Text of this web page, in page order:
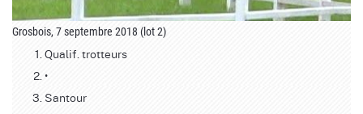
Grosbois, 7 septembre 2018 (lot 2)
Qualif. trotteurs
•
Santour